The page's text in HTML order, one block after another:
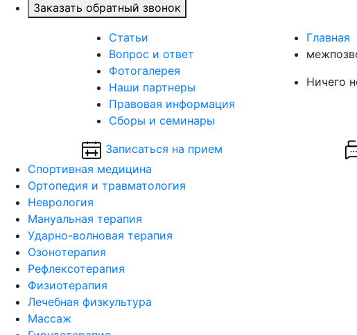
Заказать обратный звонок
Статьи
Вопрос и ответ
Фотогалерея
Наши партнеры
Правовая информация
Сборы и семинары
Главная
Ничего
Записаться на прием
Спортивная медицина
Ортопедия и травматология
Неврология
Мануальная терапия
Ударно-волновая терапия
Озонотерапия
Рефлексотерапия
Физиотерапия
Лечебная физкультура
Массаж